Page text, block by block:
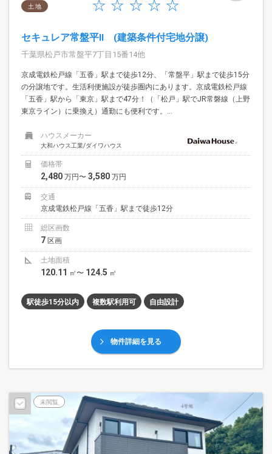
土 地
セキュレア常盤平II (建築条件付宅地分譲)
千葉県松戸市常盤平7丁目15番14他
京成電鉄松戸線「五香」駅まで徒歩12分、「常盤平」駅まで徒歩15分
の分譲地です。生活利便施設が徒歩圏内にあります。京成電鉄松戸線
「五香」駅から「東京」駅まで47分！（「松戸」駅でJR常磐線（上野
東京ライン）に乗換え）通勤にも便利です。...
ハウスメーカー
大和ハウス工業/ダイワハウス
価格帯
2,480 万円〜 3,580 万円
交通
京成電鉄松戸線「五香」駅まで徒歩12分
総区画数
7 区画
土地面積
120.11 ㎡〜 124.5 ㎡
駅徒歩15分以内 複数駅利用可 自由設計
物件詳細を見る
未閲覧